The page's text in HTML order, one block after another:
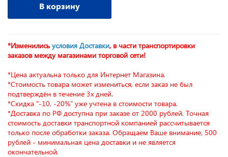
В корзину
*Изменились условия Доставки, в части транспортировки
заказов между магазинами торговой сети!
*Цена актуальна только для Интернет Магазина.
*Стоимость товара может измениться, если заказ не был
подтверждён в течение 3х дней.
*Скидка "-10, -20%" уже учтена в стоимости товара.
*Доставка по РФ доступна при заказе от 2000 рублей. Точная
стоимость доставки транспортной компанией рассчитывается
только после обработки заказа. Обращаем Ваше внимание, 500
рублей - минимальная цена доставки и не является
окончательной.